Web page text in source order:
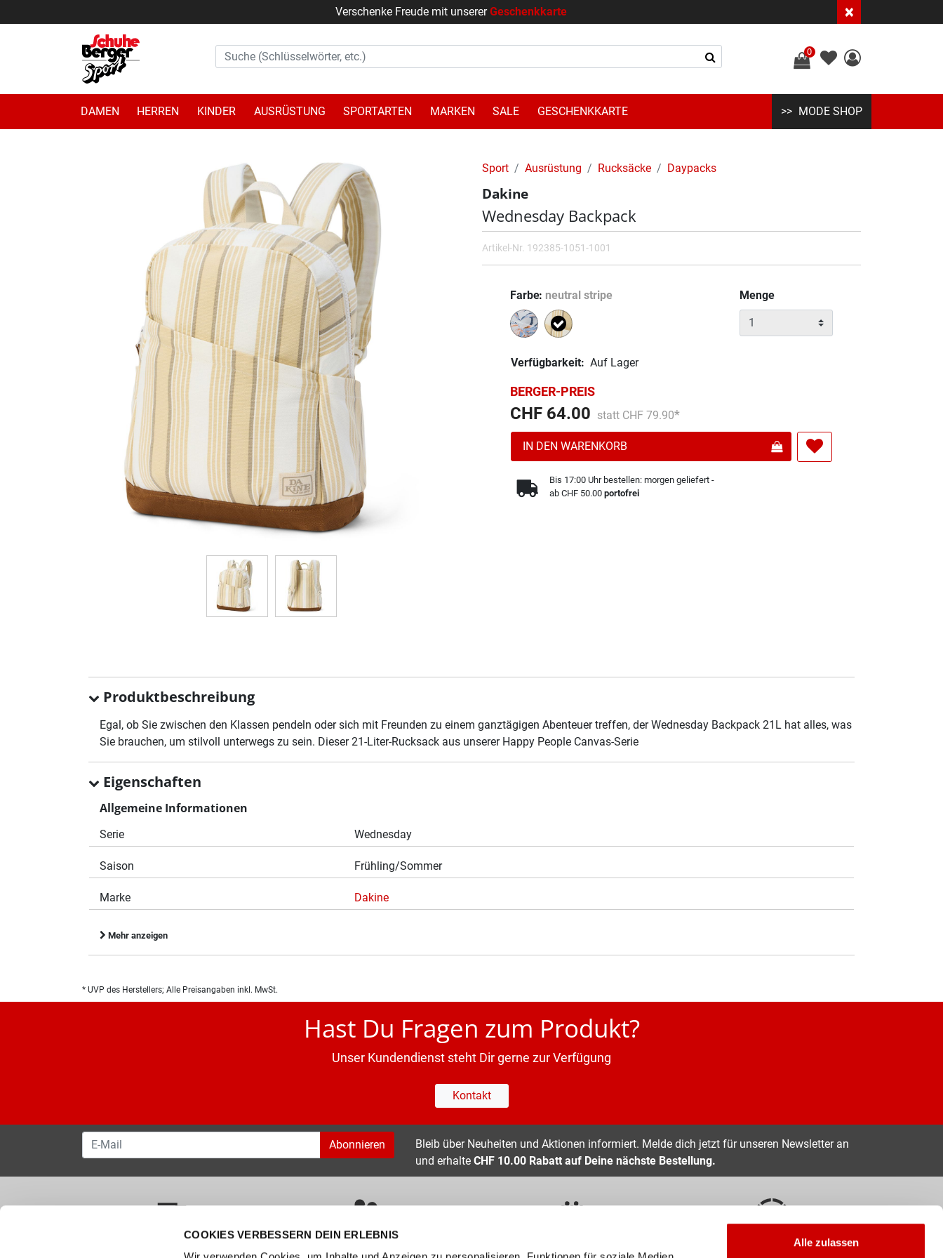
COOKIES VERBESSERN DEIN ERLEBNIS
Alle zulassen
Verschenke Freude mit unsererGeschenkkarte ×
0
DAMEN HERREN KINDER AUSRÜSTUNG SPORTARTEN MARKEN SALE GESCHENKKARTE MODE SHOP
Sport Ausrüstung Rucksäcke Daypacks
Dakine
Wednesday Backpack
Artikel-Nr. 192385-1051-1001
Farbe neutral stripe Menge
Verfügbarkeit: Auf Lager
BERGER-PREIS
CHF 64.00 Preis reduziert von
statt CHF 79.90
An
IN DEN WARENKORB
Bis 17:00 Uhr bestellen: morgen geliefert -
ab CHF 50.00portofrei
Produktbeschreibung
Egal, ob Sie zwischen den Klassen pendeln oder sich mit Freunden zu einem ganztägigen Abenteuer treffen, der Wednesday Backpack 21L hat alles, was
Sie brauchen, um stilvoll unterwegs zu sein. Dieser 21-Liter-Rucksack aus unserer Happy People Canvas-Serie
Eigenschaften
Allgemeine Informationen
Serie Wednesday
Saison Frühling/Sommer
Marke Dakine
Mehr anzeigen
* UVP des Herstellers; Alle Preisangaben inkl. MwSt.
Hast Du Fragen zum Produkt?
Unser Kundendienst steht Dir gerne zur Verfügung
Kontakt
Abonnieren
Bleib über Neuheiten und Aktionen informiert. Melde dich jetzt für unseren Newsletter an
und erhalte CHF 10.00 Rabatt auf Deine nächste Bestellung.
10 TAGE RÜCKGABERECHT